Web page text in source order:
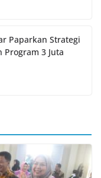
Paparkan Strategi
Program 3 Juta